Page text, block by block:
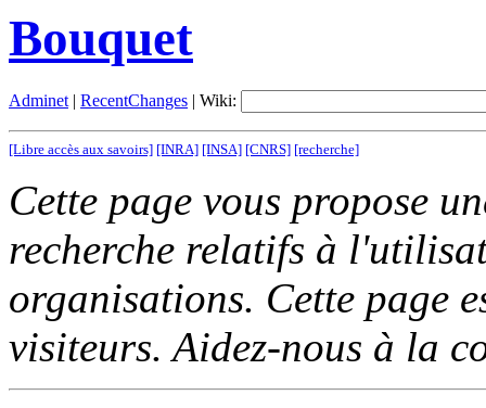
Bouquet
Adminet| RecentChanges | Wiki:
[Libre accès aux savoirs] [INRA] [INSA] [CNRS] [recherche]
Cette page vous propose
recherche relatifs à
organisations. Cette page
visiteurs. Aidez-nous à la